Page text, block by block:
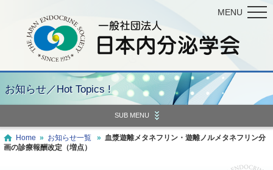
MENU
お知らせ／Hot Topics !
SUB MENU
Home » お知らせ一覧 » 血漿遊離メタネフリン・遊離ノルメタネフリン分
画の診療報酬改定（増点）